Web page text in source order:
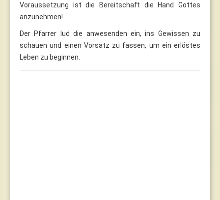
Voraussetzung ist die Bereitschaft die Hand Gottes
anzunehmen!
Der Pfarrer lud die anwesenden ein, ins Gewissen zu
schauen und einen Vorsatz zu fassen, um ein erlöstes
Leben zu beginnen.